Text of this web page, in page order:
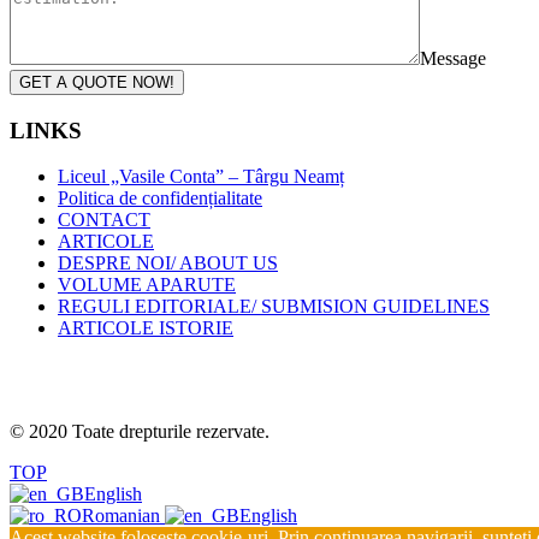
Message
GET A QUOTE NOW!
LINKS
Liceul „Vasile Conta” – Târgu Neamț
Politica de confidențialitate
CONTACT
ARTICOLE
DESPRE NOI/ ABOUT US
VOLUME APARUTE
REGULI EDITORIALE/ SUBMISION GUIDELINES
ARTICOLE ISTORIE
© 2020 Toate drepturile rezervate.
TOP
English
Romanian
English